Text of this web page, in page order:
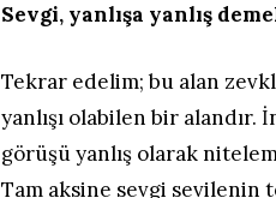
Sevgi, yanlışa yanlış
Tekrar edelim; bu alan
yanlışı olabilen bir alandır.
görüşü yanlış olarak
Tam aksine sevgi sevilenin